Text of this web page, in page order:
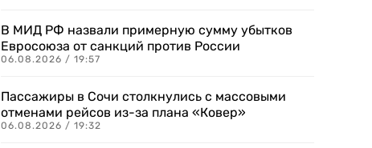
В МИД РФ назвали примерную сумму убытков
Евросоюза от санкций против России
06.08.2026 / 19:57
Пассажиры в Сочи столкнулись с массовыми
отменами рейсов из-за плана «Ковер»
06.08.2026 / 19:32